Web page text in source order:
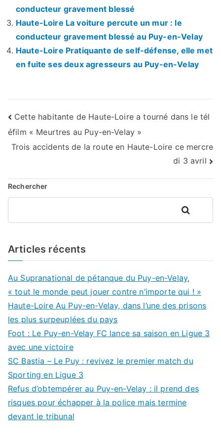
conducteur gravement blessé
Haute-Loire La voiture percute un mur : le
conducteur gravement blessé au Puy-en-Velay
Haute-Loire Pratiquante de self-défense, elle met
en fuite ses deux agresseurs au Puy-en-Velay
Navigation
de
Cette habitante de Haute-Loire a tourné dans le tél
éfilm « Meurtres au Puy-en-Velay »
Trois accidents de la route en Haute-Loire ce mercre
di 3 avril
Rechercher
Rechercher
Articles récents
Au Supranational de pétanque du Puy-en-Velay,
« tout le monde peut jouer contre n’importe qui ! »
Haute-Loire Au Puy-en-Velay, dans l’une des prisons
les plus surpeuplées du pays
Foot : Le Puy-en-Velay FC lance sa saison en Ligue 3
avec une victoire
SC Bastia – Le Puy : revivez le premier match du
Sporting en Ligue 3
Refus d’obtempérer au Puy-en-Velay : il prend des
risques pour échapper à la police mais termine
devant le tribunal